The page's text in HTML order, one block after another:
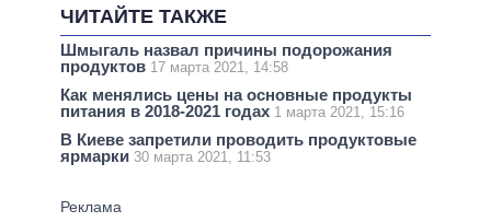
ЧИТАЙТЕ ТАКЖЕ
Шмыгаль назвал причины подорожания
продуктов 17 марта 2021, 14:58
Как менялись цены на основные продукты
питания в 2018-2021 годах 1 марта 2021, 15:16
В Киеве запретили проводить продуктовые
ярмарки 30 марта 2021, 11:53